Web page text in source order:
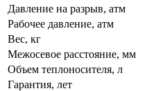
Давление на разрыв, атм
Рабочее давление, атм
Вес, кг
Межосевое расстояние, мм
Объем теплоносителя, л
Гарантия, лет